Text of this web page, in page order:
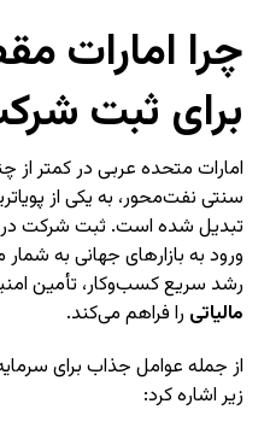
چرا امارات
برای ثبت
امارات متحده عربی در کمتر از
سنتی نفت‌محور، به یکی از
تبدیل شده است. ثبت شرکت در
ورود به بازارهای جهانی به
رشد سریع کسب‌وکار، تأمین
مالیاتی را فراهم می‌کند.
از جمله عوامل جذاب برای
زیر اشاره کرد: